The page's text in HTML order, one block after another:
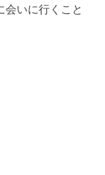
会いに行くこと